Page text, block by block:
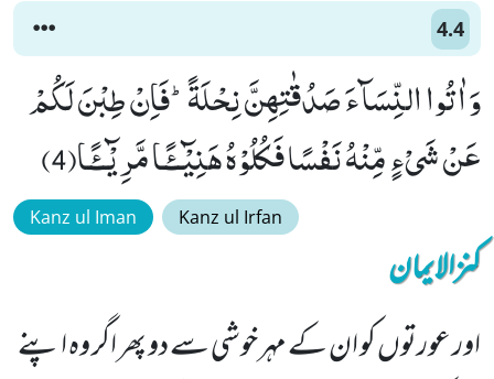
4.4
وَ اٰتُوا النِّسَآءَ صَدُقٰتِهِنَّ نِحْلَةًؕ-فَاِنْ طِبْنَ لَكُمْ
عَنْ شَیْءٍ مِّنْهُ نَفْسًا فَكُلُوْهُ هَنِیْٓــٴًـا مَّرِیْٓــٴًـا(4)
Kanz ul Iman Kanz ul Irfan
کنزالایمان
اور عورتوں کو ان کے مہر خوشی سے دو پھر اگر وہ اپنے